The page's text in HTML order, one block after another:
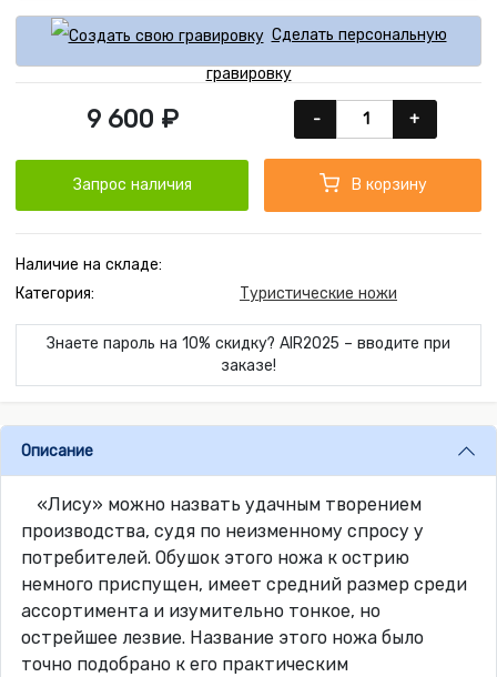
Сделать персональную
гравировку
9 600 ₽ - +
Запрос наличия В корзину
Наличие на складе:
Категория:
Туристические ножи
Знаете пароль на 10% скидку? AIR2025 – вводите при
заказе!
Описание
«Лису» можно назвать удачным творением
производства, судя по неизменному спросу у
потребителей. Обушок этого ножа к острию
немного приспущен, имеет средний размер среди
ассортимента и изумительно тонкое, но
острейшее лезвие. Название этого ножа было
точно подобрано к его практическим